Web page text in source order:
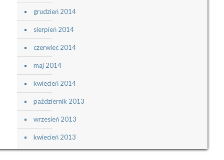
grudzień 2014
sierpień 2014
czerwiec 2014
maj 2014
kwiecień 2014
październik 2013
wrzesień 2013
kwiecień 2013